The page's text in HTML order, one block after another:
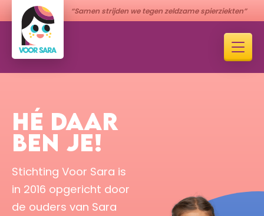
“Samen strijden we tegen zeldzame spierziekten”
HÉ DAAR
BEN JE!
Stichting Voor Sara is
in 2016 opgericht door
de ouders van Sara